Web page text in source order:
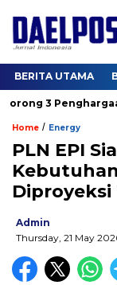
BERITA UTAMA
3 Penghargaan
Home / Energy
PLN EPI
Diproyeksi
Admin
Thursday, 21 May